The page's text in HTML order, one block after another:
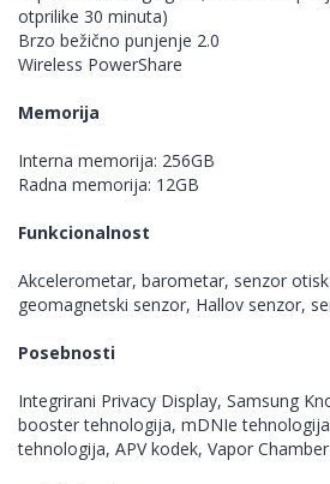
otprilike 30 minuta)
Brzo bežično punjenje 2.0
Wireless PowerShare
Memorija
Interna memorija: 256GB
Radna memorija: 12GB
Funkcionalnost
Akcelerometar, barometar, senzor
geomagnetski senzor, Hallov senzor,
Posebnosti
Integrirani Privacy Display, Samsung
booster tehnologija, mDNIe
tehnologija, APV kodek, Vapor